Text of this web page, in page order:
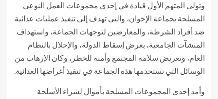
وتولى المتهم الأول قيادة في إحدى مجموعات العمل النوعي
المسلحة بجماعة الإخوان، والتي تهدف إلى تنفيذ عمليات عدائية
ضد أفراد الشرطة، والمعارضين لتوجهات الجماعة، واستهداف
المنشآت الجامعية، بغرض إسقاط الدولة، والإخلال بالنظام
العام، وتعريض سلامة المجتمع وأمنه للخطر، وكان الإرهاب من
الوسائل التي تستخدمها هذه الجماعة في تنفيذ أغراضها العدائية.
وأمد إحدى المجموعات المسلحة بأموال لشراء الأسلحة